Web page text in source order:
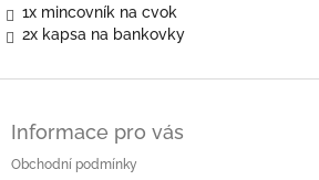
1x mincovník na cvok
2x kapsa na bankovky
Informace pro vás
Obchodní podmínky